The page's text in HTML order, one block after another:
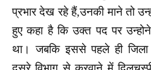
प्रभार देख रहे हैं,उनकी माने तो
हुए कहा है कि उक्त पद पर
था। जबकि इससे पहले ही जिला